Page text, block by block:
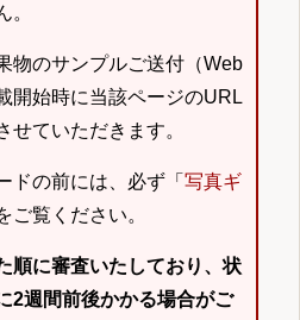
。
物のサンプルご送付（Web
開始時に当該ページのURL
せていただきます。
の前には、必ず「 写真ギ
ご覧ください。
順に審査いたしており、状
2週間前後かかる場合がご